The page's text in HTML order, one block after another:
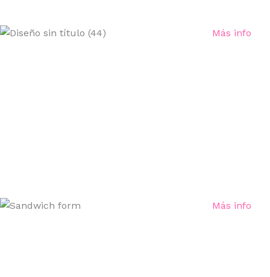
Más info
Más info